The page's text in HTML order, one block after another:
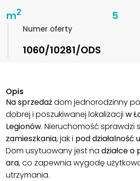
m2 5
Numer oferty
1060/10281/ODS
Opis
Na sprzedażdom jednorodzinny
dobrej i poszukiwanej lokalizacji w
Legionów. Nieruchomość sprawdzi
zamieszkania, jak i pod działalność
Dom usytuowany jest na działce o
ara, co zapewnia wygodę
utrzymania.